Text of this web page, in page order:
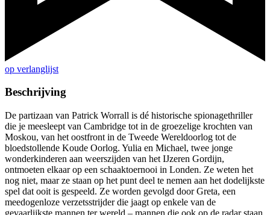
op verlanglijst
Beschrijving
De partizaan van Patrick Worrall is dé historische spionagethriller
die je meesleept van Cambridge tot in de groezelige krochten van
Moskou, van het oostfront in de Tweede Wereldoorlog tot de
bloedstollende Koude Oorlog. Yulia en Michael, twee jonge
wonderkinderen aan weerszijden van het IJzeren Gordijn,
ontmoeten elkaar op een schaaktoernooi in Londen. Ze weten het
nog niet, maar ze staan op het punt deel te nemen aan het dodelijkste
spel dat ooit is gespeeld. Ze worden gevolgd door Greta, een
meedogenloze verzetsstrijder die jaagt op enkele van de